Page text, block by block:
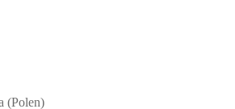
(Polen)